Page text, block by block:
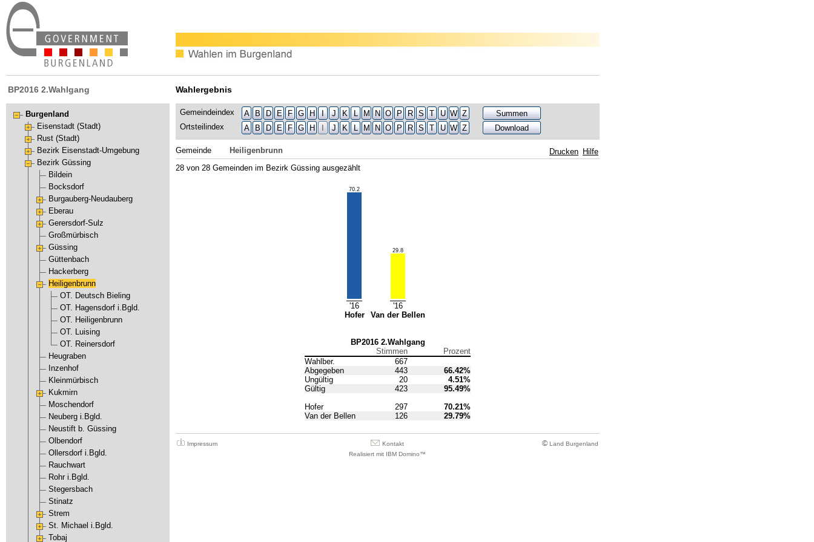
BP2016 2.Wahlgang
Burgenland
Eisenstadt (Stadt)
Rust (Stadt)
Bezirk Eisenstadt-Umgebung
Bezirk Güssing
Bildein
Bocksdorf
Burgauberg-Neudauberg
Eberau
Gerersdorf-Sulz
Großmürbisch
Güssing
Güttenbach
Hackerberg
Heiligenbrunn
OT. Deutsch Bieling
OT. Hagensdorf i.Bgld.
OT. Heiligenbrunn
OT. Luising
OT. Reinersdorf
Heugraben
Inzenhof
Kleinmürbisch
Kukmirn
Moschendorf
Neuberg i.Bgld.
Neustift b. Güssing
Olbendorf
Ollersdorf i.Bgld.
Rauchwart
Rohr i.Bgld.
Stegersbach
Stinatz
Strem
St. Michael i.Bgld.
Tobaj
Wahlergebnis
Gemeindeindex A B D E F G H I J K L M N O P R S T U W Z
Summen
Ortsteilindex
A B D E F G H J K L M N O P R S T U W Z Download
Drucken Hilfe
Gemeinde
Heiligenbrunn
28 von 28 Gemeinden im Bezirk Güssing ausgezählt
70.2
'16
Hofer
29.8
'16
Van der Bellen
BP2016 2.Wahlgang
Stimmen
Prozent
Wahlber.
667
Abgegeben
443 66.42%
Ungültig
20 4.51%
Gültig
423 95.49%
Hofer
297 70.21%
Van der Bellen
126 29.79%
Impressum Kontakt
Land Burgenland
Realisiert mit IBM Domino™